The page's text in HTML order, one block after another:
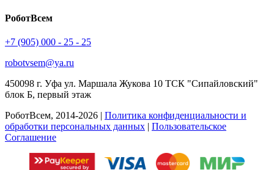
РоботВсем
+7 (905) 000 - 25 - 25
robotvsem@ya.ru
450098 г. Уфа ул. Маршала Жукова 10 ТСК "Сипайловский"
блок Б, первый этаж
РоботВсем, 2014-2026 | Политика конфиденциальности и
обработки персональных данных | Пользовательское
Соглашение